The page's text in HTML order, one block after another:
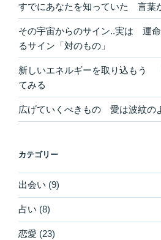
すでにあなたを知っていた 言葉
その宇宙からのサイン..実は 運
るサイン「対のもの」
新しいエネルギーを取り込もう
てみる
広げていくべきもの 愛は波紋の
カテゴリー
出会い (9)
占い (8)
恋愛 (23)